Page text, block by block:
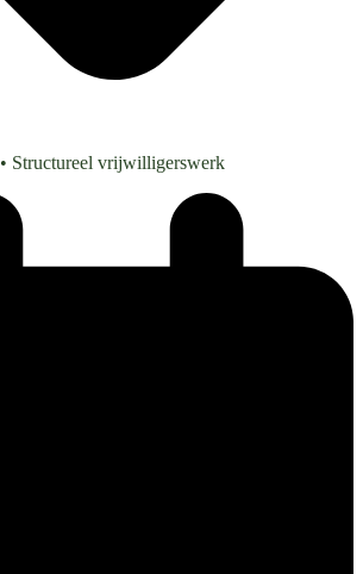
• Structureel vrijwilligerswerk